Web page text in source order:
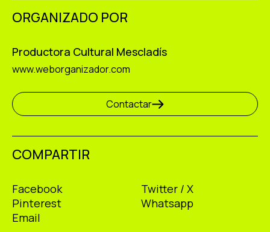
ORGANIZADO POR
Productora Cultural Mescladís
www.weborganizador.com
Contactar
COMPARTIR
Facebook
Twitter / X
Pinterest
Whatsapp
Email